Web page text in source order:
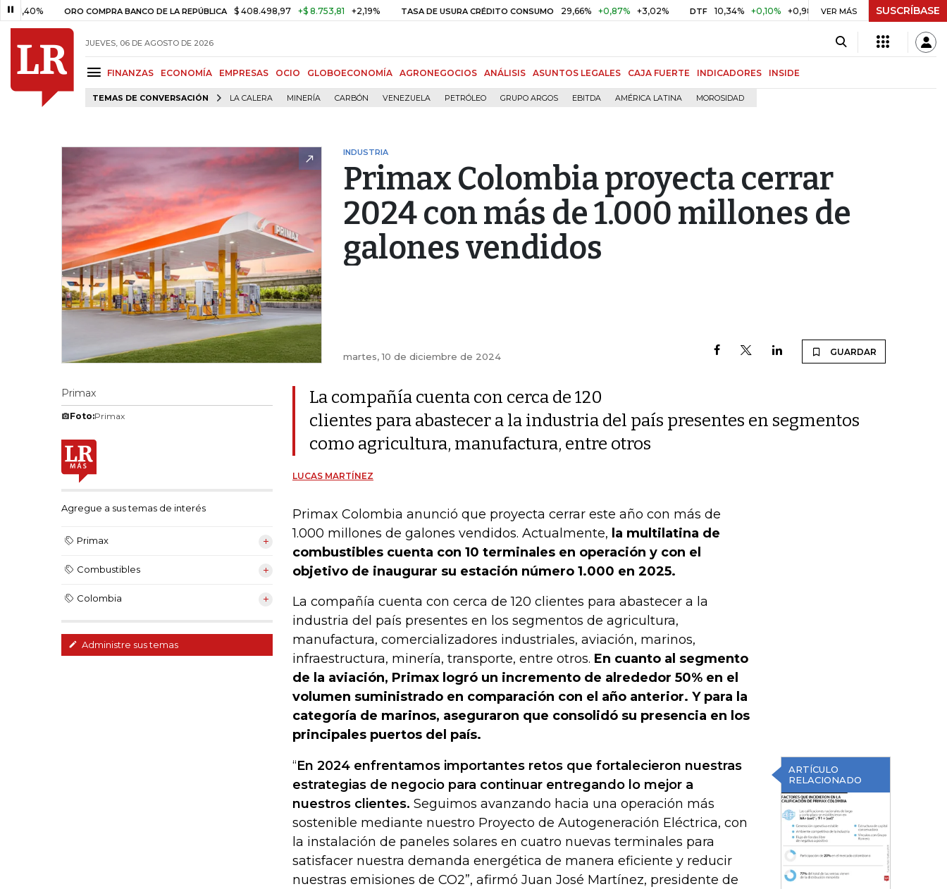
ORO COMPRA BANCO DE LA REPÚBLICA $ 408.498,97 +$ 8.753,81 +2,19% TASA DE USURA CRÉDITO CONSUMO 29,66% +0,87% +3,02% DTF 10,34% +0,10% +0,98% UVR $ 416,91 +$ 0,05 +0,01%
VER MÁS SUSCRÍBASE
JUEVES, 06 DE AGOSTO DE 2026
FINANZAS ECONOMÍA EMPRESAS OCIO GLOBOECONOMÍA AGRONEGOCIOS ANÁLISIS ASUNTOS LEGALES CAJA FUERTE INDICADORES INSIDE
TEMAS DE CONVERSACIÓN LA CALERA MINERÍA CARBÓN VENEZUELA PETRÓLEO GRUPO ARGOS EBITDA AMÉRICA LATINA MOROSIDAD
INDUSTRIA
Primax Colombia proyecta cerrar
2024 con más de 1.000 millones de
galones vendidos
martes, 10 de diciembre de 2024 GUARDAR
Primax
Foto:Primax
Agregue a sus temas de interés
Primax
Combustibles
Colombia
Administre sus temas
La compañía cuenta con cerca de 120
clientes para abastecer a la industria del país presentes en segmentos
como agricultura, manufactura, entre otros
LUCAS MARTÍNEZ
Primax Colombia anunció que proyecta cerrar este año con más de
1.000 millones de galones vendidos. Actualmente, la multilatina de
combustibles cuenta con 10 terminales en operación y con el
objetivo de inaugurar su estación número 1.000 en 2025.
La compañía cuenta con cerca de 120 clientes para abastecer a la
industria del país presentes en los segmentos de agricultura,
manufactura, comercializadores industriales, aviación, marinos,
infraestructura, minería, transporte, entre otros. En cuanto al segmento
de la aviación, Primax logró un incremento de alrededor 50% en el
volumen suministrado en comparación con el año anterior. Y para la
categoría de marinos, aseguraron que consolidó su presencia en los
principales puertos del país.
ARTÍCULO
RELACIONADO
“En 2024 enfrentamos importantes retos que fortalecieron nuestras
estrategias de negocio para continuar entregando lo mejor a
nuestros clientes. Seguimos avanzando hacia una operación más
sostenible mediante nuestro Proyecto de Autogeneración Eléctrica, con
la instalación de paneles solares en cuatro nuevas terminales para
satisfacer nuestra demanda energética de manera eficiente y reducir
nuestras emisiones de CO2”, afirmó Juan José Martínez, presidente de